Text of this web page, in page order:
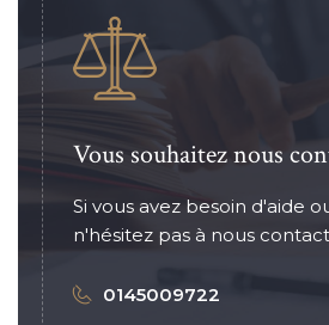
Vous souhaitez nous
Si vous avez besoin d'aide
n'hésitez pas à nous
0145009722